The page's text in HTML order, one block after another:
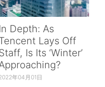
In Depth: As
Lays Off
Is Its ‘Winter’
年04月01日